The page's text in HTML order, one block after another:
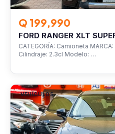
Q 199,990
FORD RANGER XLT
CATEGORÍA: Camioneta
Cilindraje: 2.3cl Modelo: …
VEHÍCULOS